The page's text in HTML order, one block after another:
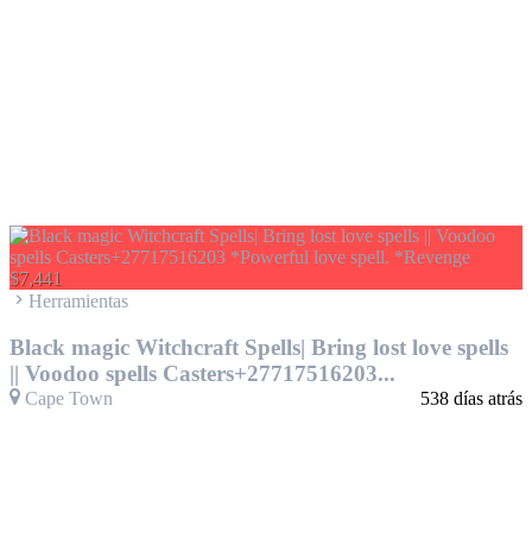
$7,441
Herramientas
Black magic Witchcraft Spells| Bring lost love spells
|| Voodoo spells Casters+27717516203...
Cape Town 538 días atrás